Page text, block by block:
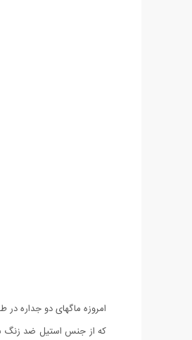
که از جنس استیل ضد زنگ